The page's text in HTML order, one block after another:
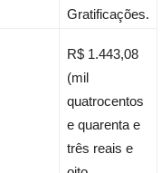
Gratificações.
R$ 1.443,08
(mil
quatrocentos
e quarenta e
três reais e